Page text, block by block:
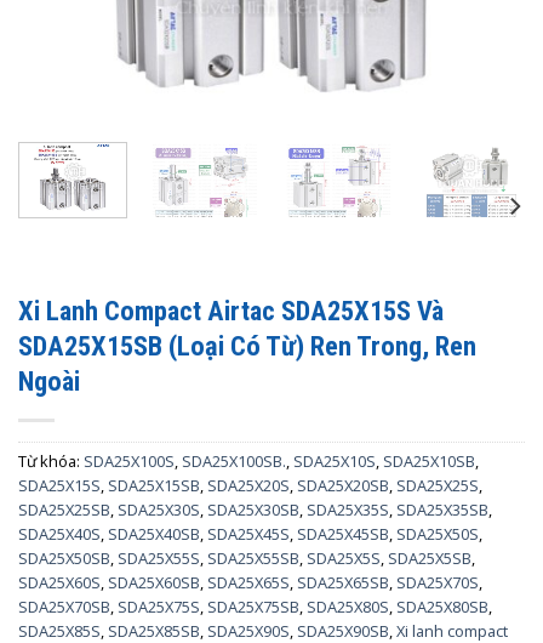
Xi Lanh Compact Airtac SDA25X15S Và
SDA25X15SB (Loại Có Từ) Ren Trong, Ren
Ngoài
Từ khóa: SDA25X100S, SDA25X100SB., SDA25X10S, SDA25X10SB,
SDA25X15S, SDA25X15SB, SDA25X20S, SDA25X20SB, SDA25X25S,
SDA25X25SB, SDA25X30S, SDA25X30SB, SDA25X35S, SDA25X35SB,
SDA25X40S, SDA25X40SB, SDA25X45S, SDA25X45SB, SDA25X50S,
SDA25X50SB, SDA25X55S, SDA25X55SB, SDA25X5S, SDA25X5SB,
SDA25X60S, SDA25X60SB, SDA25X65S, SDA25X65SB, SDA25X70S,
SDA25X70SB, SDA25X75S, SDA25X75SB, SDA25X80S, SDA25X80SB,
SDA25X85S, SDA25X85SB, SDA25X90S, SDA25X90SB,Xi lanh compact